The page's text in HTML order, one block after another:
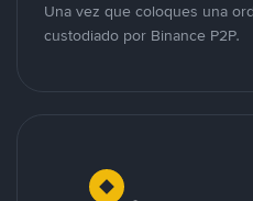
Una vez que coloques una
custodiado por Binance P2P.